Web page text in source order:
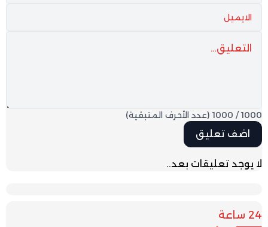
1000
/
1000 (عدد الأحرف المتبقية)
لا يوجد تعليقات بعد..
24 ساعة